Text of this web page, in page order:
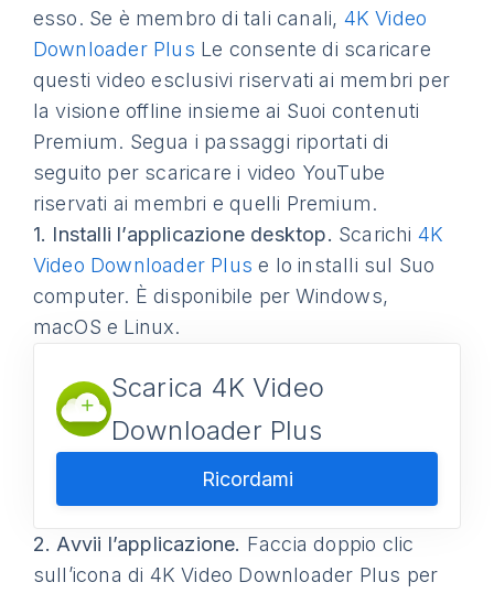
esso. Se è membro di tali canali, 4K Video
Downloader Plus Le consente di scaricare
questi video esclusivi riservati ai membri per
la visione offline insieme ai Suoi contenuti
Premium. Segua i passaggi riportati di
seguito per scaricare i video YouTube
riservati ai membri e quelli Premium.
1. Installi l’applicazione desktop. Scarichi 4K
Video Downloader Plus e lo installi sul Suo
computer. È disponibile per Windows,
macOS e Linux.
Scarica 4K Video
Downloader Plus
Ricordami
2. Avvii l’applicazione. Faccia doppio clic
sull’icona di 4K Video Downloader Plus per